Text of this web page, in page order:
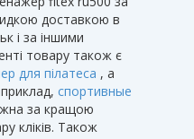
доставкою в
і за іншими
товару також є
для пілатеса , а
спортивные
за кращою
кліків. Також